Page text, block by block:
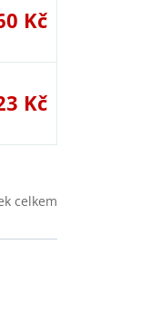
Kč
Kč
celkem